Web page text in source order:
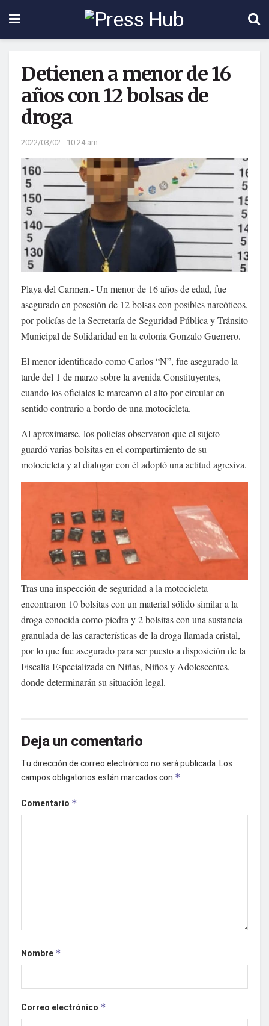
Detienen a menor de 16
años con 12 bolsas de
droga
2022/03/02 - 10:24 am
Playa del Carmen.- Un menor de 16 años de edad, fue
asegurado en posesión de 12 bolsas con posibles narcóticos,
por policías de la Secretaría de Seguridad Pública y Tránsito
Municipal de Solidaridad en la colonia Gonzalo Guerrero.
El menor identificado como Carlos “N”, fue asegurado la
tarde del 1 de marzo sobre la avenida Constituyentes,
cuando los oficiales le marcaron el alto por circular en
sentido contrario a bordo de una motocicleta.
Al aproximarse, los policías observaron que el sujeto
guardó varias bolsitas en el compartimiento de su
motocicleta y al dialogar con él adoptó una actitud agresiva.
Tras una inspección de seguridad a la motocicleta
encontraron 10 bolsitas con un material sólido similar a la
droga conocida como piedra y 2 bolsitas con una sustancia
granulada de las características de la droga llamada cristal,
por lo que fue asegurado para ser puesto a disposición de la
Fiscalía Especializada en Niñas, Niños y Adolescentes,
donde determinarán su situación legal.
Deja un comentario
Tu dirección de correo electrónico no será publicada.Los
campos obligatorios están marcados con *
Comentario *
Nombre *
Correo electrónico *